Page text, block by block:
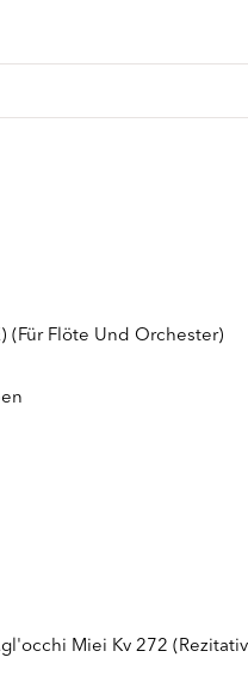
(Für Flöte Und Orchester)
Miei Kv 272